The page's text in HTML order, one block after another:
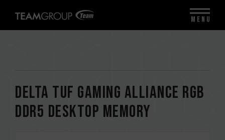
DELTA TUF Gaming Alliance RGB
DDR5 DESKTOP MEMORY
MENU